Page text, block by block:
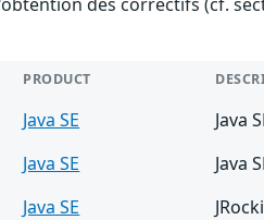
PRODUCT
Java SE
Java
Java SE
Java
Java SE